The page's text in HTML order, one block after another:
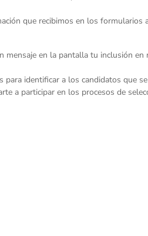
que recibimos en los formularios
en la pantalla tu inclusión en
para identificar a los candidatos que
a participar en los procesos de